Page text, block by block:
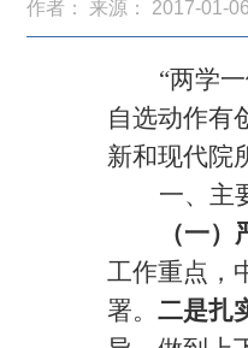
作者： 来源： 2017-01-06
“两学
自选动作有
新和现代院
一、主
（一
工作重点，
署。二是扎